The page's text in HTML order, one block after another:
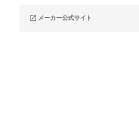
メーカー公式サイト